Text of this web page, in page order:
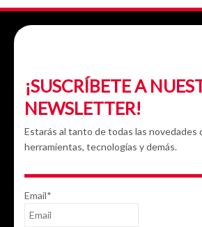
¡SUSCRÍBETE A
NEWSLETTER!
Estarás al tanto de todas las novedades
herramientas, tecnologías y demás.
Email*